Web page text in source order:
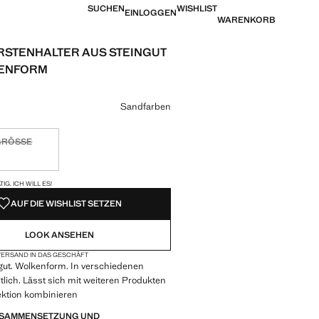
SUCHENEINLOGGENWISHLIST
WARENKORB
AUS STEINGUT
[CHF 19.95 ]
Farbe
Sandfarben
ICH WILL ES!
AUF DIE WISHLIST SETZEN
LOOK ANSEHEN
IN DAS GESCHÄFT
Wolkenform. In verschiedenen
Lässt sich mit weiteren Produkten
kombinieren
UND